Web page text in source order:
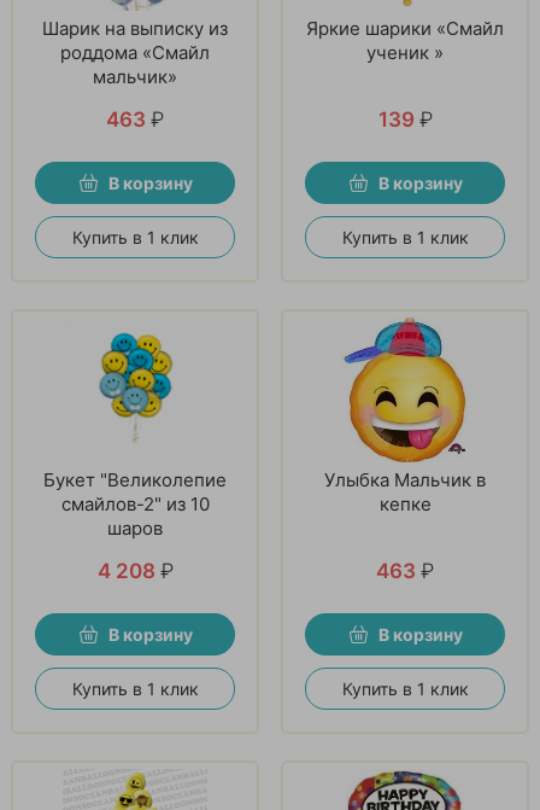
Шарик на выписку из
роддома «Смайл
мальчик»
463 ₽
В корзину
Купить в 1 клик
Яркие шарики «Смайл
ученик »
139 ₽
В корзину
Купить в 1 клик
Букет "Великолепие
смайлов-2" из 10
шаров
4 208 ₽
В корзину
Купить в 1 клик
Улыбка Мальчик в
кепке
463 ₽
В корзину
Купить в 1 клик